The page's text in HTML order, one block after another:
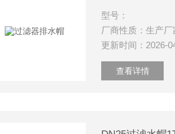
型号：
厂商性质：生产厂
更新时间：2026-
查看详情